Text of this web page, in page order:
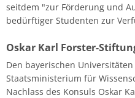
seitdem "zur Förderung und
bedürftiger Studenten zur
Oskar Karl Forster-
Den bayerischen
Staatsministerium für
Nachlass des Konsuls Oskar
Master of Music in